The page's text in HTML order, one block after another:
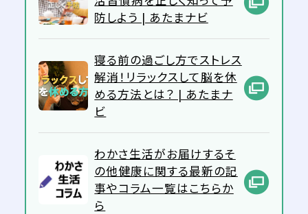
防しよう | あたまナビ
寝る前の過ごし方でストレス
解消！リラックスして脳を休
める方法とは？ | あたまナ
ビ
わかさ生活がお届けするそ
の他健康に関する最新の記
事やコラム一覧はこちらか
ら